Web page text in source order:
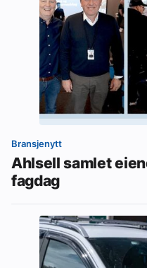
Bransjenytt
Ahlsell samlet
fagdag